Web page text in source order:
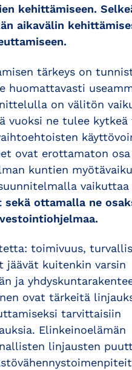
kehittämiseen.
aikavälin
tärkeys on
huomattavasti
on välitön
vuoksi ne tulee
ovat erottamaton
kuntien
vaikuttaa
ottamalla ne
toimivuus,
jäävät kuitenkin varsin
ja
ovat tärkeitä
tarvittaisiin
Elinkeinoelämän
linjausten